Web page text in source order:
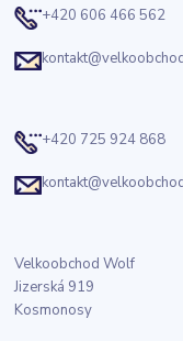
+420 606 466 562
+420 725 924 868
Velkoobchod Wolf
Jizerská 919
Kosmonosy